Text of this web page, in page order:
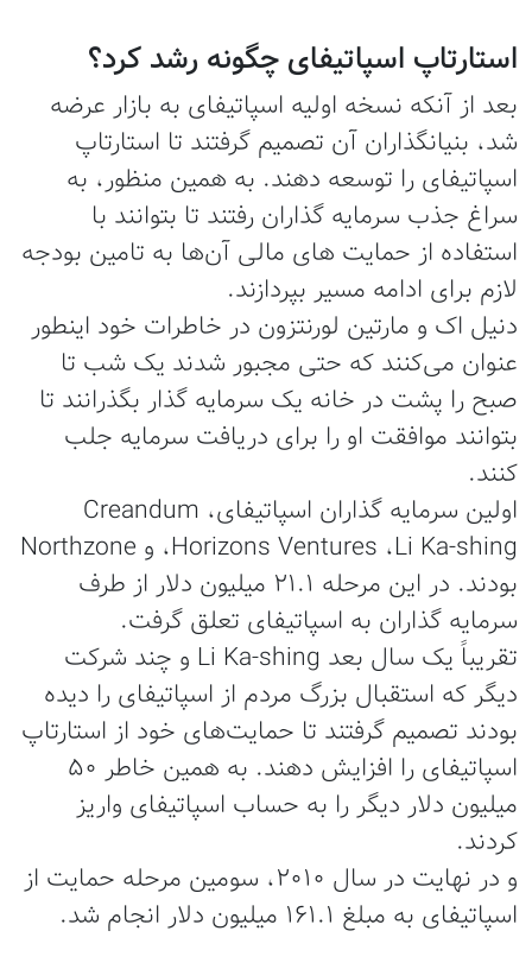
استارتاپ اسپاتیفای چگونه رشد کرد؟
بعد از آنکه نسخه اولیه اسپاتیفای به بازار عرضه
شد، بنیانگذاران آن تصمیم گرفتند تا استارتاپ
اسپاتیفای را توسعه دهند. به همین منظور، به
سراغ جذب سرمایه گذاران رفتند تا بتوانند با
استفاده از حمایت های مالی آن‌ها به تامین بودجه‌
لازم برای ادامه مسیر بپردازند.
دنیل اک و مارتین لورنتزون در خاطرات خود اینطور
عنوان می‌کنند که حتی مجبور شدند یک شب تا
صبح را پشت در خانه یک سرمایه گذار بگذرانند تا
بتوانند موافقت او را برای دریافت سرمایه جلب
کنند.
اولین سرمایه گذاران اسپاتیفای، Creandum
،Horizons Ventures ،Li Ka-shing و Northzone
بودند. در این مرحله ۲۱.۱ میلیون دلار از طرف
سرمایه گذاران به اسپاتیفای تعلق گرفت.
تقریباً یک سال بعد Li Ka-shing و چند شرکت
دیگر که استقبال بزرگ مردم از اسپاتیفای را دیده
بودند تصمیم گرفتند تا حمایت‌های خود از استارتاپ
اسپاتیفای را افزایش دهند. به همین خاطر ۵۰
میلیون دلار دیگر را به حساب اسپاتیفای واریز
کردند.
و در نهایت در سال ۲۰۱۰، سومین مرحله حمایت از
اسپاتیفای به مبلغ ۱۶۱.۱ میلیون دلار انجام شد.